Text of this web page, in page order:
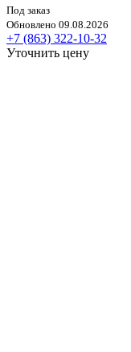
Под заказ
Обновлено 09.08.2026
+7 (863) 322-10-32
Уточнить цену